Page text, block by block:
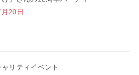
20日
リティイベント